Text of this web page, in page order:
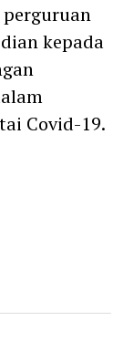
kepada
Covid-19.